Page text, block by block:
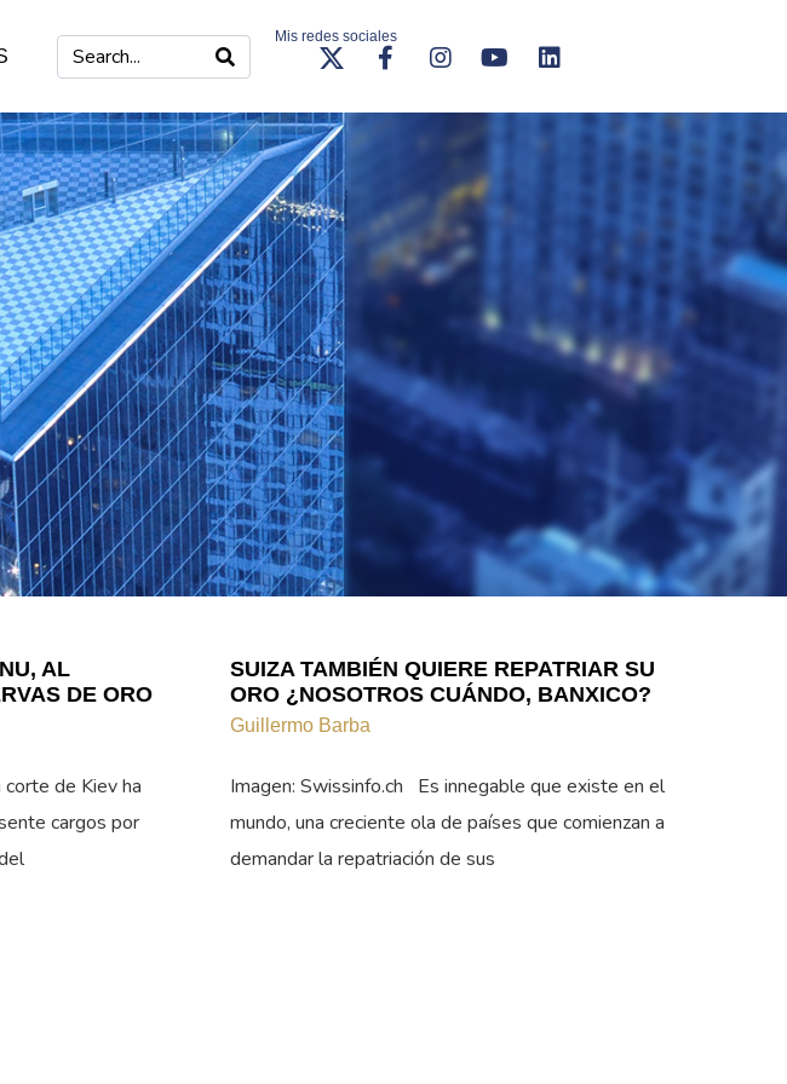
Mis redes sociales
AL
DE ORO
de Kiev ha
cargos por
SUIZA TAMBIÉN QUIERE REPATRIAR SU
ORO ¿NOSOTROS CUÁNDO, BANXICO?
Guillermo Barba
Imagen: Swissinfo.ch Es innegable que existe en el
mundo, una creciente ola de países que comienzan a
demandar la repatriación de sus